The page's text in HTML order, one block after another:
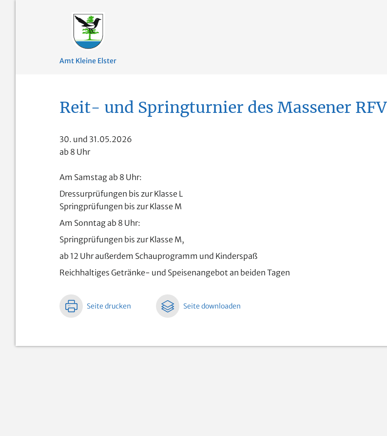
Amt Kleine Elster
Reit- und Springturnier des Massener RFV
30. und 31.05.2026
ab 8 Uhr
Am Samstag ab 8 Uhr:
Dressurprüfungen bis zur Klasse L
Springprüfungen bis zur Klasse M
Am Sonntag ab 8 Uhr:
Springprüfungen bis zur Klasse M,
ab 12 Uhr außerdem Schauprogramm und Kinderspaß
Reichhaltiges Getränke- und Speisenangebot an beiden Tagen
Seite drucken Seite downloaden